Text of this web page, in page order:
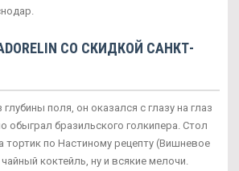
СО СКИДКОЙ САНКТ-
поля, он оказался с глазу на глаз
обыграл бразильского голкипера. Стол
тортик по Настиному рецепту (Вишневое
коктейль, ну и всякие мелочи.